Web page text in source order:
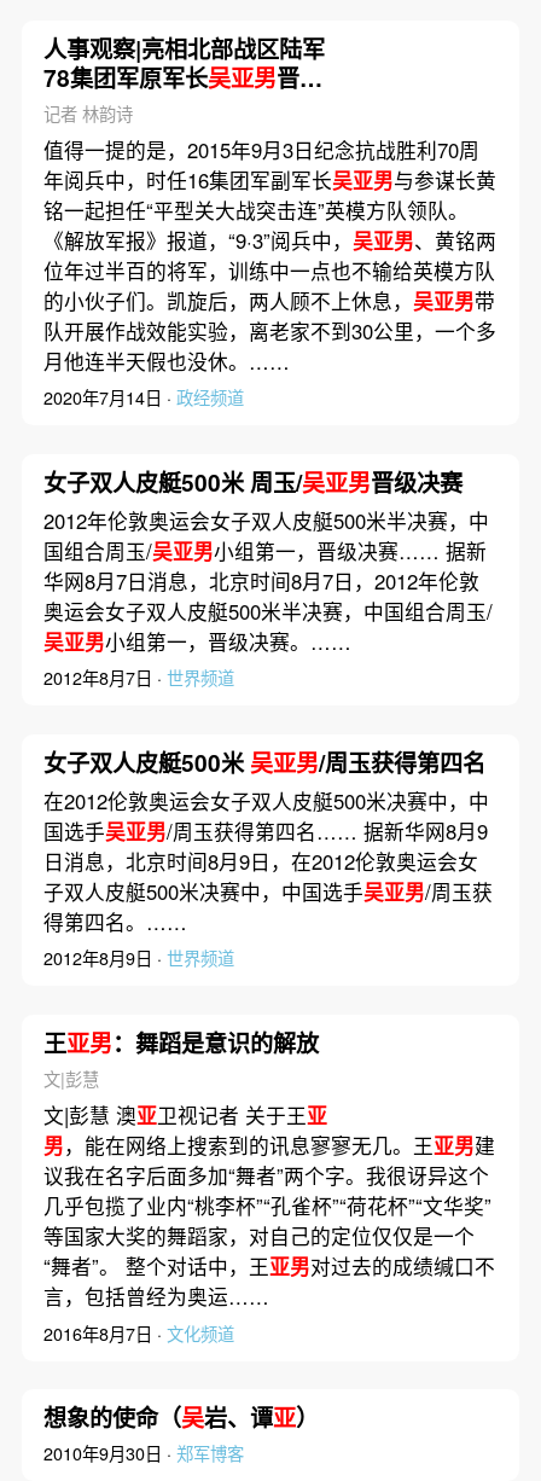
人事观察|亮相北部战区陆军
78集团军原军长吴亚男晋升
中将
记者 林韵诗
值得一提的是，2015年9月3日纪念抗战胜利70周
年阅兵中，时任16集团军副军长吴亚男与参谋长黄
铭一起担任“平型关大战突击连”英模方队领队。
《解放军报》报道，“9·3”阅兵中， 吴亚男、黄铭两
位年过半百的将军，训练中一点也不输给英模方队
的小伙子们。凯旋后，两人顾不上休息， 吴亚男带
队开展作战效能实验，离老家不到30公里，一个多
月他连半天假也没休。……
2020年7月14日 · 政经频道
女子双人皮艇500米 周玉/吴亚男晋级决赛
2012年伦敦奥运会女子双人皮艇500米半决赛，中
国组合周玉/吴亚男小组第一，晋级决赛…… 据新
华网8月7日消息，北京时间8月7日，2012年伦敦
奥运会女子双人皮艇500米半决赛，中国组合周玉/
吴亚男小组第一，晋级决赛。……
2012年8月7日 · 世界频道
女子双人皮艇500米吴亚男/周玉获得第四名
在2012伦敦奥运会女子双人皮艇500米决赛中，中
国选手吴亚男/周玉获得第四名…… 据新华网8月9
日消息，北京时间8月9日，在2012伦敦奥运会女
子双人皮艇500米决赛中，中国选手吴亚男/周玉获
得第四名。……
2012年8月9日 · 世界频道
王亚男：舞蹈是意识的解放
文|彭慧
文|彭慧 澳亚卫视记者 关于王亚
男，能在网络上搜索到的讯息寥寥无几。王亚男建
议我在名字后面多加“舞者”两个字。我很讶异这个
几乎包揽了业内“桃李杯”“孔雀杯”“荷花杯”“文华奖”
等国家大奖的舞蹈家，对自己的定位仅仅是一个
“舞者”。 整个对话中，王亚男对过去的成绩缄口不
言，包括曾经为奥运……
2016年8月7日 · 文化频道
想象的使命（吴岩、谭亚）
2010年9月30日 · 郑军博客